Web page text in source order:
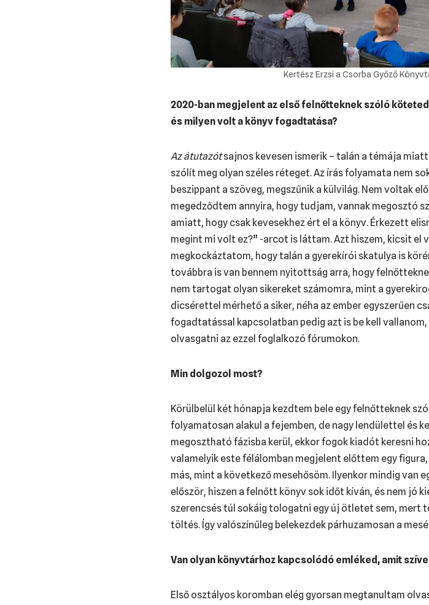
Kertész Erzsi a Csorba Győző
2020-ban megjelent az első felnőtteknek szóló
és milyen volt a könyv fogadtatása?
Az átutazótsajnos kevesen ismerik – talán a témája
szólít meg olyan széles réteget. Az írás folyamata nem
beszippant a szöveg, megszűnik a külvilág. Nem voltak
megedződtem annyira, hogy tudjam, vannak megosztó
amiatt, hogy csak kevesekhez ért el a könyv. Érkezett
megint mi volt ez?” -arcot is láttam. Azt hiszem, kicsit
megkockáztatom, hogy talán a gyerekírói skatulya is
továbbra is van bennem nyitottság arra, hogy
nem tartogat olyan sikereket számomra, mint a
dicsérettel mérhető a siker, néha az ember egyszerűen
fogadtatással kapcsolatban pedig azt is be kell
olvasgatni az ezzel foglalkozó fórumokon.
Min dolgozol most?
Körülbelül két hónapja kezdtem bele egy felnőtteknek
folyamatosan alakul a fejemben, de nagy lendülettel és
megosztható fázisba kerül, ekkor fogok kiadót keresni
valamelyik este félálomban megjelent előttem egy
más, mint a következő mesehősöm. Ilyenkor mindig van
először, hiszen a felnőtt könyv sok időt kíván, és nem jó
szerencsés túl sokáig tologatni egy új ötletet sem, mert
töltés. Így valószínűleg belekezdek párhuzamosan a
Van olyan könyvtárhoz kapcsolódó emléked, amit
Első osztályos koromban elég gyorsan megtanultam